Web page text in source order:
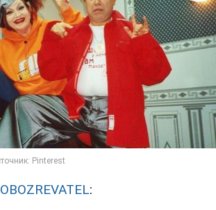
OBOZREVATEL: